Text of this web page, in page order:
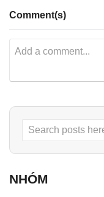
Comment(s)
Search
NHÓM